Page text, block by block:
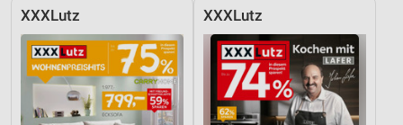
XXXLutz XXXLutz
Entwicklung und Verbesserung der Angebote
Verwendung reduzierter Daten zur Auswahl von
Inhalten
IAB-Besonderheiten:
Verwendung genauer Standortdaten